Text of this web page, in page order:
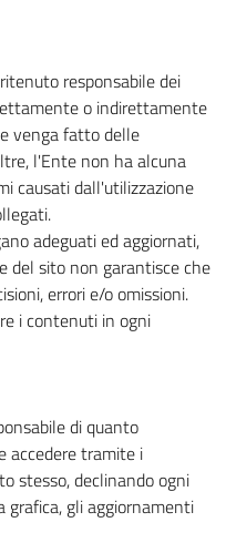
responsabile dei
o indirettamente
venga fatto delle
l'Ente non ha alcuna
causati dall'utilizzazione
adeguati ed aggiornati,
del sito non garantisce che
errori e/o omissioni.
i contenuti in ogni
di quanto
accedere tramite i
stesso, declinando ogni
grafica, gli aggiornamenti